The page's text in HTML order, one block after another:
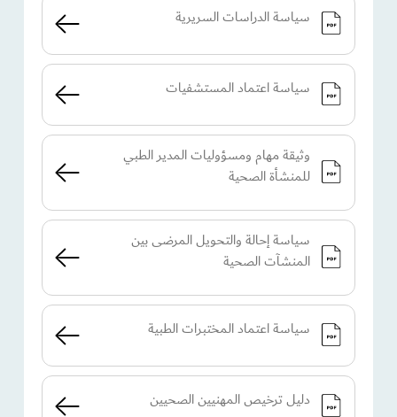
سياسة الدراسات السريرية
سياسة اعتماد المستشفيات
وثيقة مهام ومسؤوليات المدير الطبي
للمنشأة الصحية
سياسة إحالة والتحويل المرضى بين
المنشآت الصحية
سياسة اعتماد المختبرات الطبية
دليل ترخيص المهنيين الصحيين